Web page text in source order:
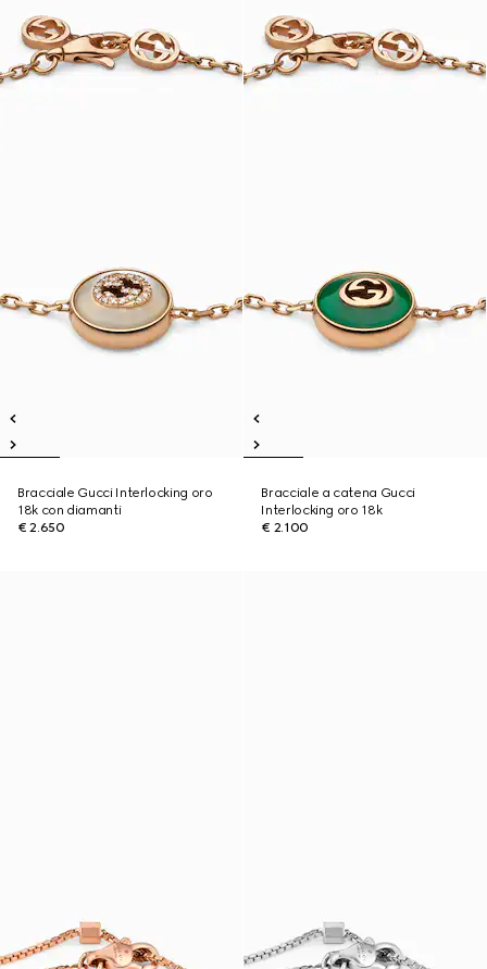
Bracciale Gucci Interlocking oro
18k con diamanti
€ 2.650
Bracciale a catena Gucci
Interlocking oro 18k
€ 2.100